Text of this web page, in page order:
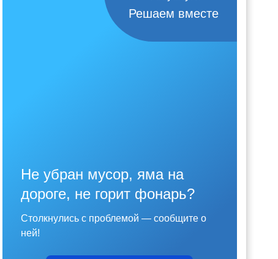
Решаем вместе
Не убран мусор, яма на
дороге, не горит фонарь?
Столкнулись с проблемой — сообщите о
ней!